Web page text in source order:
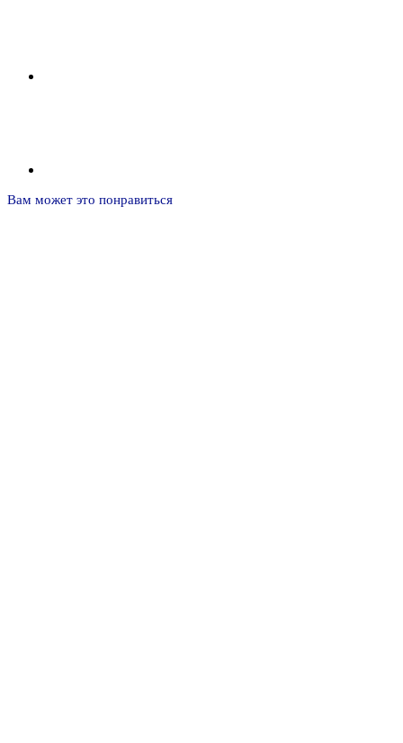
Вам может это понравиться